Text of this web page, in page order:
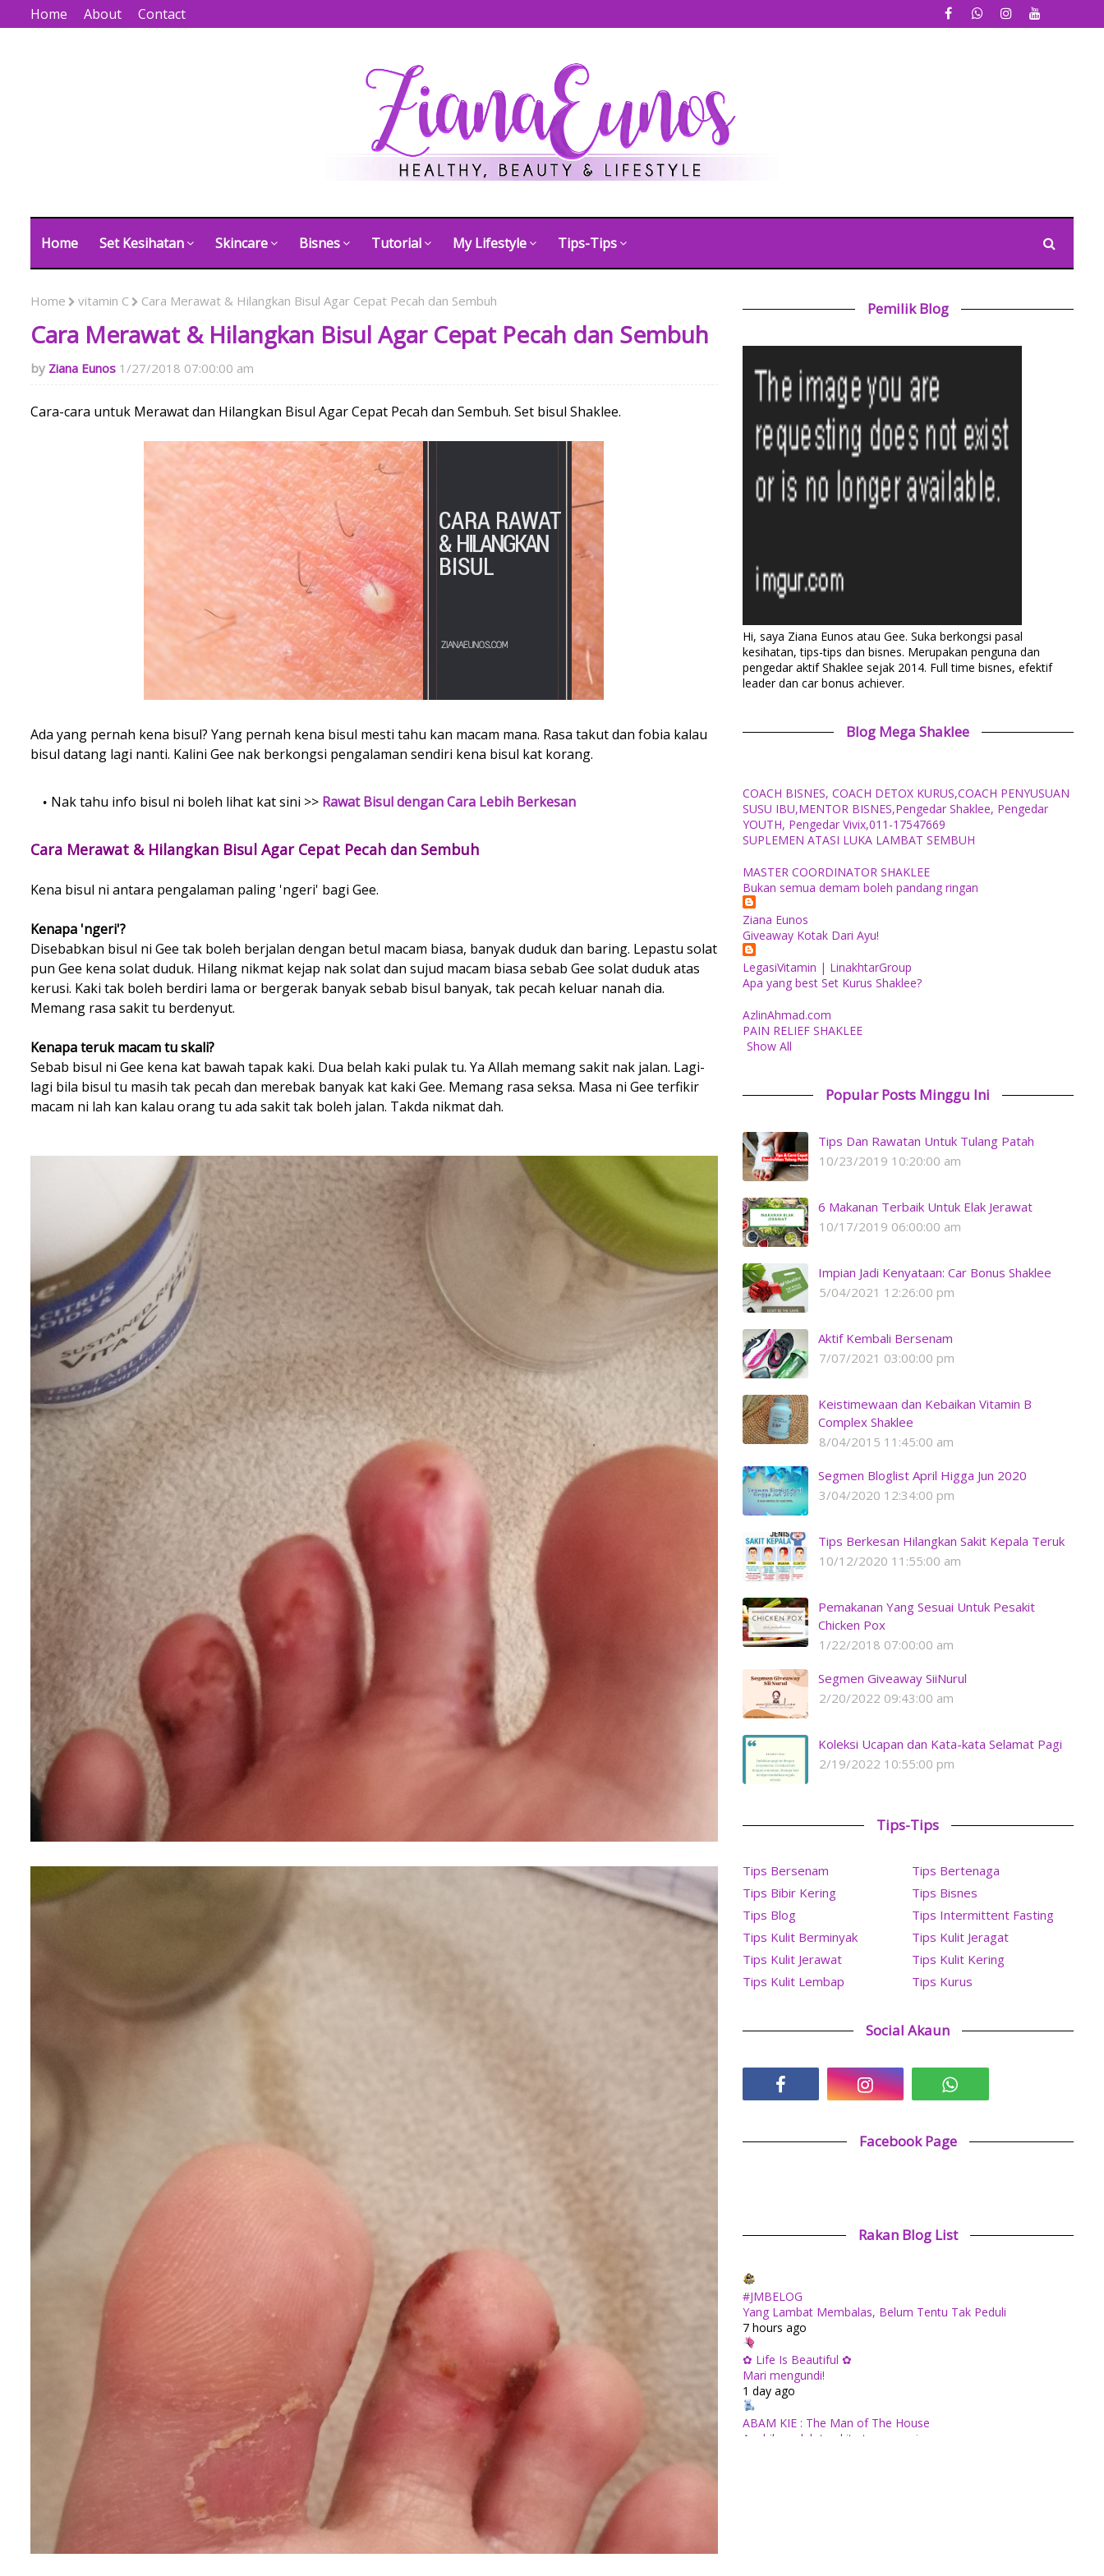
Home About Contact
Home Set Kesihatan Skincare Bisnes Tutorial My Lifestyle Tips-Tips
Home vitamin C Cara Merawat & Hilangkan Bisul Agar Cepat Pecah dan Sembuh
Cara Merawat & Hilangkan Bisul Agar Cepat Pecah dan Sembuh
Ziana Eunos 1/27/2018 07:00:00 am
Cara-cara untuk Merawat dan Hilangkan Bisul Agar Cepat Pecah dan Sembuh. Set bisul Shaklee.
Ada yang pernah kena bisul? Yang pernah kena bisul mesti tahu kan macam mana. Rasa takut dan fobia kalau
bisul datang lagi nanti. Kalini Gee nak berkongsi pengalaman sendiri kena bisul kat korang.
Nak tahu info bisul ni boleh lihat kat sini >> Rawat Bisul dengan Cara Lebih Berkesan
Cara Merawat & Hilangkan Bisul Agar Cepat Pecah dan Sembuh
Kena bisul ni antara pengalaman paling 'ngeri' bagi Gee.
Kenapa 'ngeri'?
Disebabkan bisul ni Gee tak boleh berjalan dengan betul macam biasa, banyak duduk dan baring. Lepastu solat
pun Gee kena solat duduk. Hilang nikmat kejap nak solat dan sujud macam biasa sebab Gee solat duduk atas
kerusi. Kaki tak boleh berdiri lama or bergerak banyak sebab bisul banyak, tak pecah keluar nanah dia.
Memang rasa sakit tu berdenyut.
Kenapa teruk macam tu skali?
Sebab bisul ni Gee kena kat bawah tapak kaki. Dua belah kaki pulak tu. Ya Allah memang sakit nak jalan. Lagi-
lagi bila bisul tu masih tak pecah dan merebak banyak kat kaki Gee. Memang rasa seksa. Masa ni Gee terfikir
macam ni lah kan kalau orang tu ada sakit tak boleh jalan. Takda nikmat dah.
Pemilik Blog
Hi, saya Ziana Eunos atau Gee. Suka berkongsi pasal
kesihatan, tips-tips dan bisnes. Merupakan penguna dan
pengedar aktif Shaklee sejak 2014. Full time bisnes, efektif
leader dan car bonus achiever.
Blog Mega Shaklee
COACH BISNES, COACH DETOX KURUS,COACH PENYUSUAN
SUSU IBU,MENTOR BISNES,Pengedar Shaklee, Pengedar
YOUTH, Pengedar Vivix,011-17547669
SUPLEMEN ATASI LUKA LAMBAT SEMBUH
MASTER COORDINATOR SHAKLEE
Bukan semua demam boleh pandang ringan
Ziana Eunos
Giveaway Kotak Dari Ayu!
LegasiVitamin | LinakhtarGroup
Apa yang best Set Kurus Shaklee?
AzlinAhmad.com
PAIN RELIEF SHAKLEE
Show All
Popular Posts Minggu Ini
Tips Dan Rawatan Untuk Tulang Patah
10/23/2019 10:20:00 am
6 Makanan Terbaik Untuk Elak Jerawat
10/17/2019 06:00:00 am
Impian Jadi Kenyataan: Car Bonus Shaklee
5/04/2021 12:26:00 pm
Aktif Kembali Bersenam
7/07/2021 03:00:00 pm
Keistimewaan dan Kebaikan Vitamin B
Complex Shaklee
8/04/2015 11:45:00 am
Segmen Bloglist April Higga Jun 2020
3/04/2020 12:34:00 pm
Tips Berkesan Hilangkan Sakit Kepala Teruk
10/12/2020 11:55:00 am
Pemakanan Yang Sesuai Untuk Pesakit
Chicken Pox
1/22/2018 07:00:00 am
Segmen Giveaway SiiNurul
2/20/2022 09:43:00 am
Koleksi Ucapan dan Kata-kata Selamat Pagi
2/19/2022 10:55:00 pm
Tips-Tips
Tips Bersenam
Tips Bertenaga
Tips Bibir Kering
Tips Bisnes
Tips Blog
Tips Intermittent Fasting
Tips Kulit Berminyak
Tips Kulit Jeragat
Tips Kulit Jerawat
Tips Kulit Kering
Tips Kulit Lembap
Tips Kurus
Social Akaun
Facebook Page
Rakan Blog List
#JMBELOG
Yang Lambat Membalas, Belum Tentu Tak Peduli
7 hours ago
✿ Life Is Beautiful ✿
Mari mengundi!
1 day ago
ABAM KIE : The Man of The House
Apabila sudah tua kita tenang saja...